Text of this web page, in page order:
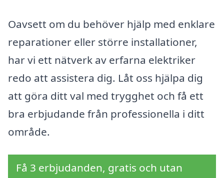
Oavsett om du behöver hjälp med enklare
reparationer eller större installationer,
har vi ett nätverk av erfarna elektriker
redo att assistera dig. Låt oss hjälpa dig
att göra ditt val med trygghet och få ett
bra erbjudande från professionella i ditt
område.
Få 3 erbjudanden, gratis och utan